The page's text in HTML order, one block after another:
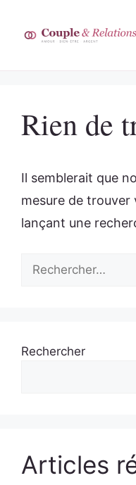
contenu
Rien de
Il semblerait que
mesure de trouver
lançant une
Rechercher :
Rechercher
Articles